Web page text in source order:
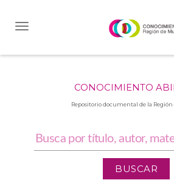
CONOCIMIENTO
Repositorio documental de la